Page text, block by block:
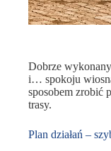
Dobrze
i… spokoju
sposobem zrobić
trasy.
Plan działań –